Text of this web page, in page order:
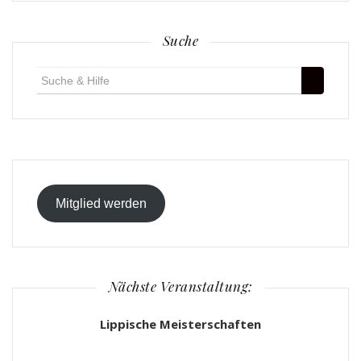
Suche
für:
Mitglied werden
Nächste Veranstaltung:
Lippische Meisterschaften